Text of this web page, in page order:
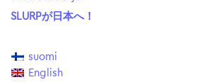
SLURPが日本へ！
suomi
English